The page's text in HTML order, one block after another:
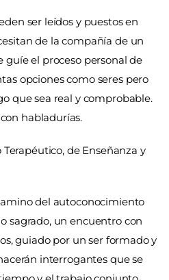
ser leídos y puestos en
de la compañía de un
guíe el proceso personal de
opciones como seres pero
que sea real y comprobable.
habladurías.
del autoconocimiento
sagrado, un encuentro con
guiado por un ser formado y
interrogantes que se